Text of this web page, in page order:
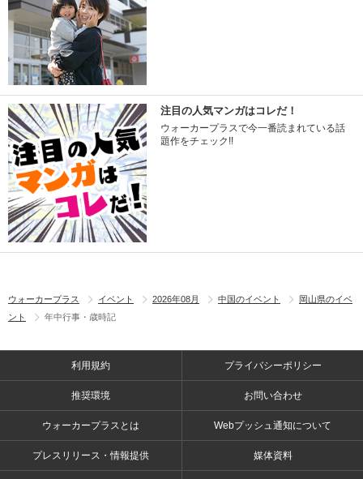
注目の人気マンガはコレだ！
ウォーカープラスで今一番読まれている話
題作をチェック!!
ウォーカープラス イベント 2026年08月 中国のイベント
岡山県のイベ
ント
年中行事・歳時記
利用規約 プライバシーポリシー
推奨環境 お問い合わせ
ウォーカープラスとは Webプッシュ通知について
プレスリリース・情報提供 媒体資料